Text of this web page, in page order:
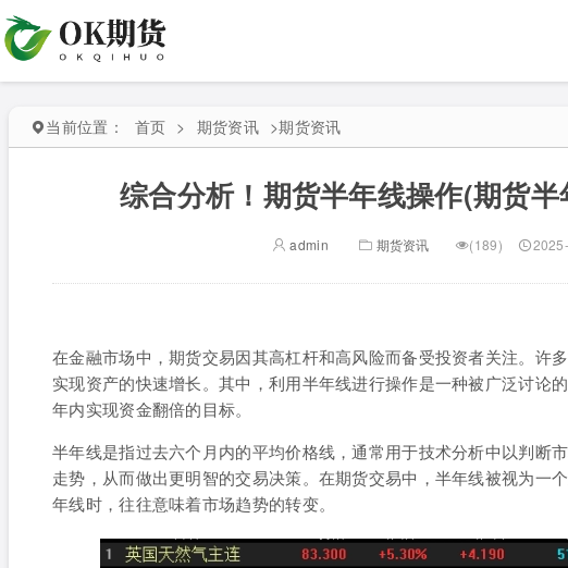
当前位置： 首页 > 期货资讯 >期货资讯
综合分析！期货半年线操作(期货
admin 期货资讯 (189)
在金融市场中，期货交易因其高杠杆和高风险而备受投资者关注。许
实现资产的快速增长。其中，利用半年线进行操作是一种被广泛讨论
年内实现资金翻倍的目标。
半年线是指过去六个月内的平均价格线，通常用于技术分析中以判断
走势，从而做出更明智的交易决策。在期货交易中，半年线被视为一
年线时，往往意味着市场趋势的转变。